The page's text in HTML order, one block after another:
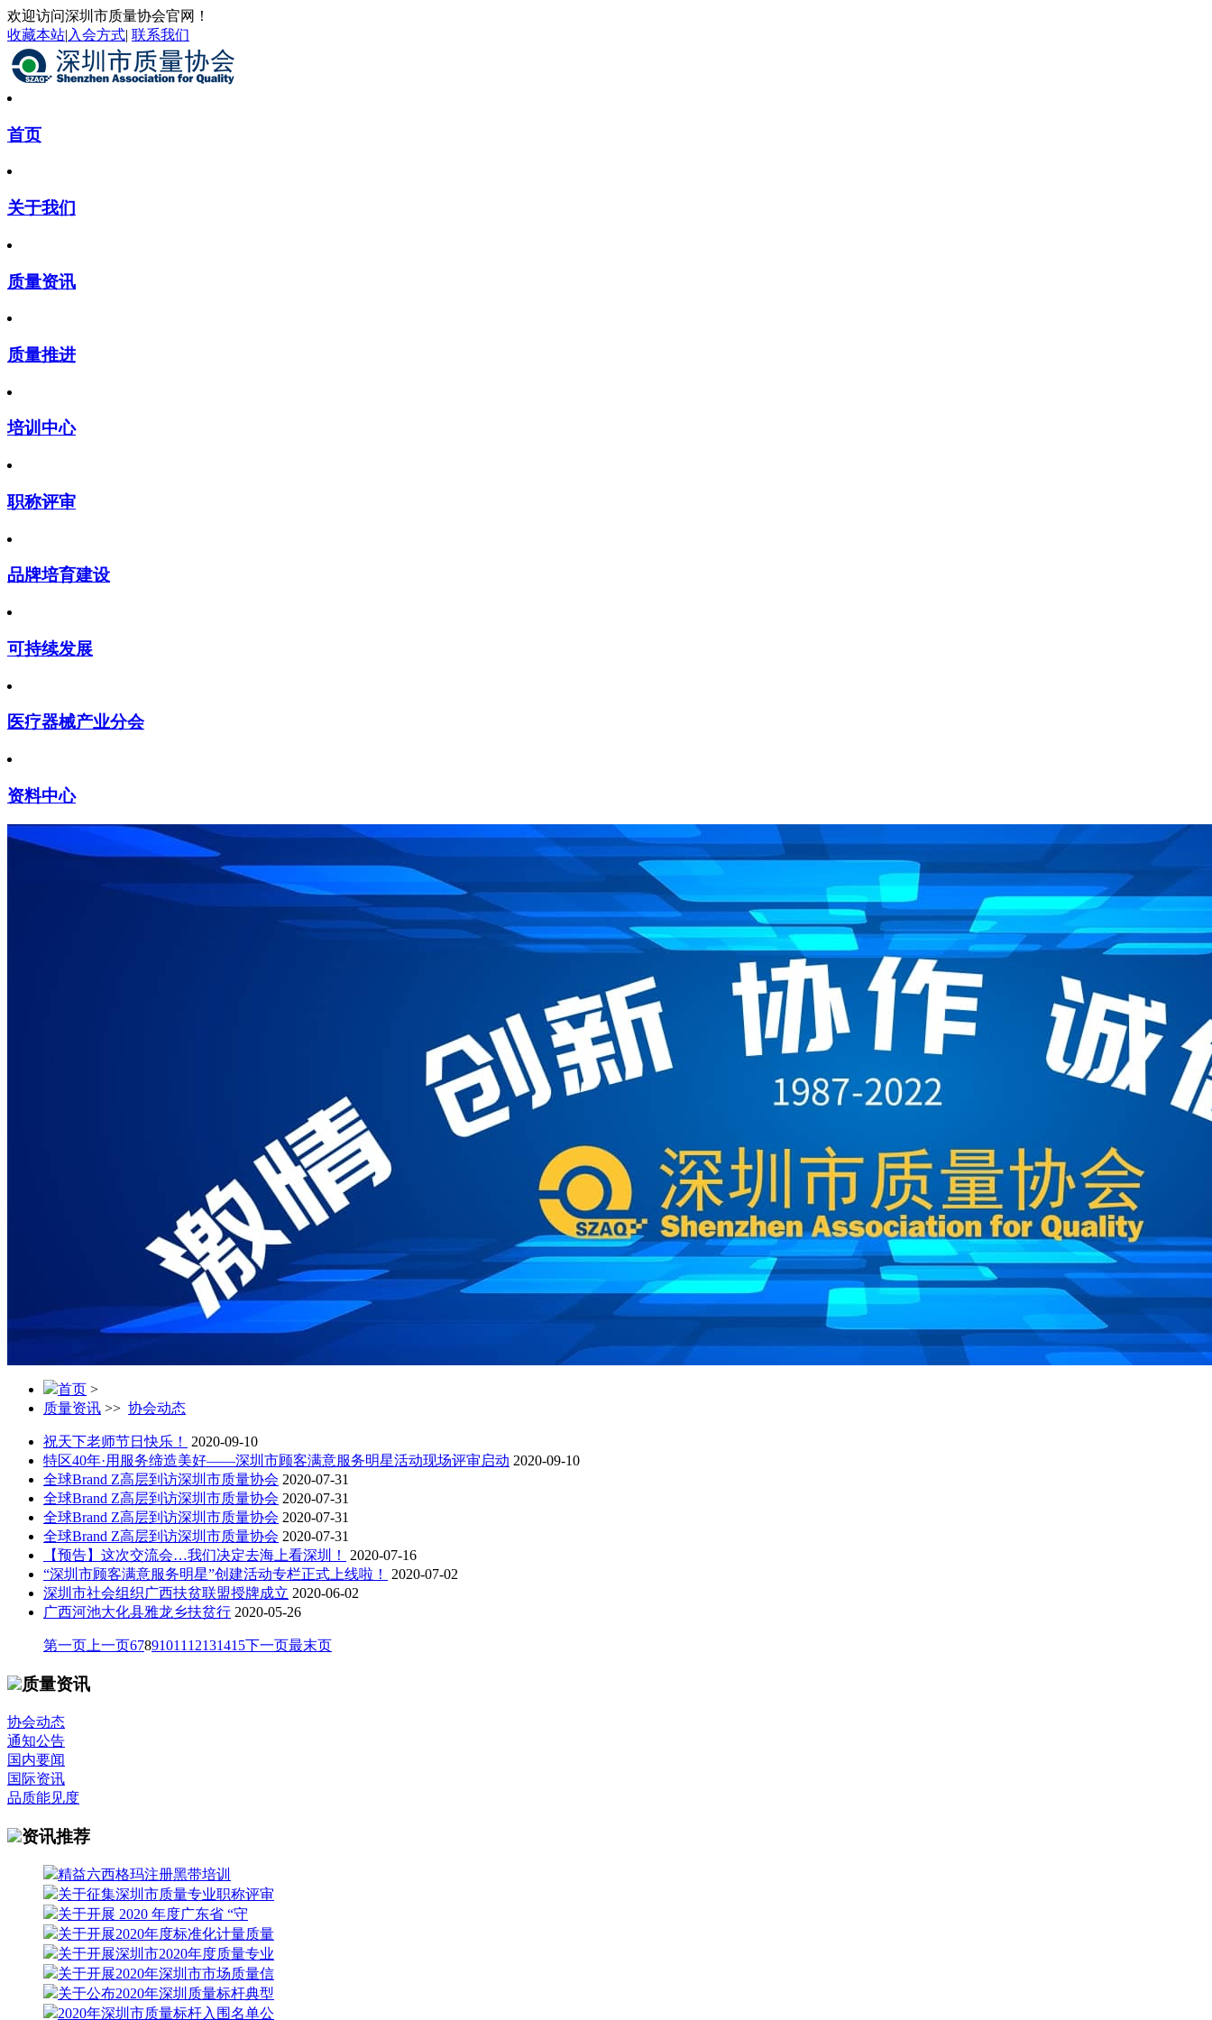
欢迎访问深圳市质量协会官网！
收藏本站| 入会方式| 联系我们
首页
关于我们
质量资讯
质量推进
培训中心
职称评审
品牌培育建设
可持续发展
医疗器械产业分会
资料中心
首页 >
质量资讯 >> 协会动态
祝天下老师节日快乐！
2020-09-10
特区40年·用服务缔造美好——深圳市顾客满意服务明星活动现场评审启动 2020-09-10
全球Brand Z高层到访深圳市质量协会 2020-07-31
全球Brand Z高层到访深圳市质量协会 2020-07-31
全球Brand Z高层到访深圳市质量协会 2020-07-31
全球Brand Z高层到访深圳市质量协会 2020-07-31
【预告】这次交流会…我们决定去海上看深圳！
2020-07-16
“深圳市顾客满意服务明星”创建活动专栏正式上线啦！
2020-07-02
深圳市社会组织广西扶贫联盟授牌成立 2020-06-02
广西河池大化县雅龙乡扶贫行 2020-05-26
第一页 上一页67891011 12131415下一页最末页
质量资讯
协会动态
通知公告
国内要闻
国际资讯
品质能见度
资讯推荐
精益六西格玛注册黑带培训
关于征集深圳市质量专业职称评审
关于开展 2020 年度广东省 “守
关于开展2020年度标准化计量质量
关于开展深圳市2020年度质量专业
关于开展2020年深圳市市场质量信
关于公布2020年深圳质量标杆典型
2020年深圳市质量标杆入围名单公